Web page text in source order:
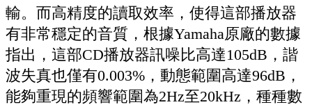
輸。而高精度的讀取效率，使得這部播放器
有非常穩定的音質，根據Yamaha原廠的數據
指出，這部CD播放器訊噪比高達105dB，諧
波失真也僅有0.003%，動態範圍高達96dB，
能夠重現的頻響範圍為2Hz至20kHz，種種數